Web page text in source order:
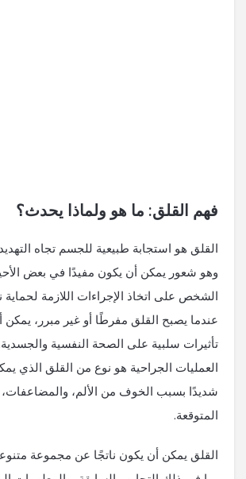
فهم القلق: ما هو ولماذا يحدث؟
القلق هو استجابة طبيعية للجسم تجاه
وهو شعور يمكن أن يكون مفيدًا في بعض
الشخص على اتخاذ الإجراءات اللازمة
عندما يصبح القلق مفرطًا أو غير مبرر، يمكن
تأثيرات سلبية على الصحة النفسية
العمليات الجراحية هو نوع من القلق الذي
شديدًا بسبب الخوف من الألم، والمضاعفات،
المتوقعة.
القلق يمكن أن يكون ناتجًا عن مجموعة